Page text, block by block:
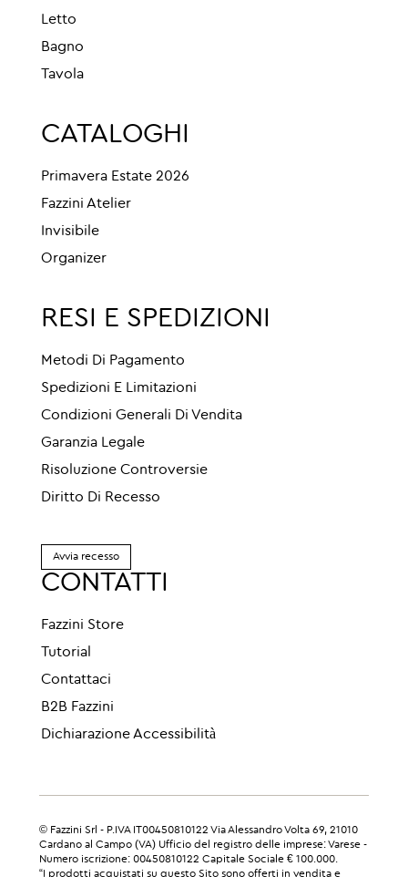
Letto
Bagno
Tavola
CATALOGHI
Primavera Estate 2026
Fazzini Atelier
Invisibile
Organizer
RESI E SPEDIZIONI
Metodi Di Pagamento
Spedizioni E Limitazioni
Condizioni Generali Di Vendita
Garanzia Legale
Risoluzione Controversie
Diritto Di Recesso
Avvia recesso
CONTATTI
Fazzini Store
Tutorial
Contattaci
B2B Fazzini
Dichiarazione Accessibilità
© Fazzini Srl - P.IVA IT00450810122 Via Alessandro Volta 69, 21010
Cardano al Campo (VA) Ufficio del registro delle imprese: Varese -
Numero iscrizione: 00450810122 Capitale Sociale € 100.000.
“I prodotti acquistati su questo Sito sono offerti in vendita e